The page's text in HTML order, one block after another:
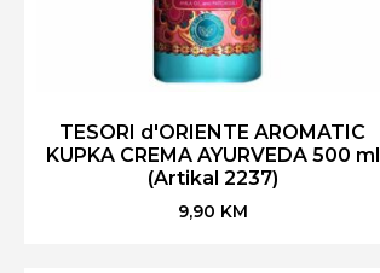
TESORI d'ORIENTE AROMATIC
KUPKA CREMA AYURVEDA 500 ml
(Artikal 2237)
9,90 KM